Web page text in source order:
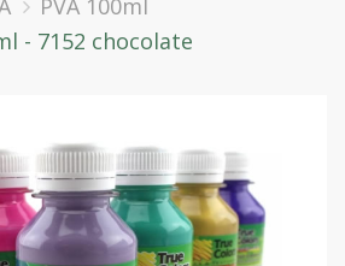
PVA 100ml
- 7152 chocolate